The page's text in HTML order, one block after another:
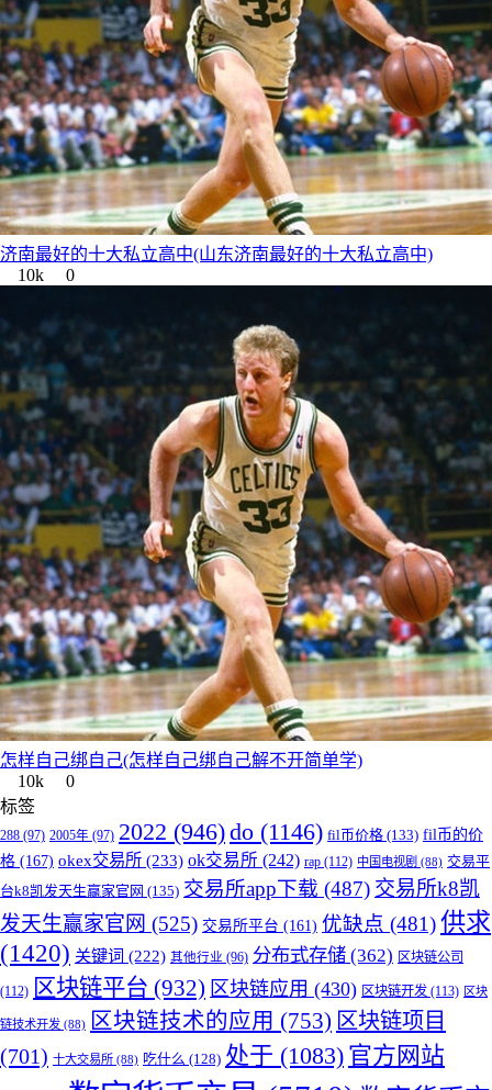
济南最好的十大私立高中(山东济南最好的十大私立高中)
10k
0
怎样自己绑自己(怎样自己绑自己解不开简单学)
10k
0
标签
288 (97) 2005年 (97) 2022 (946)do (1146) fil币价格 (133) fil币的价
格 (167) okex交易所 (233) ok交易所 (242) rap (112) 中国电视剧 (88) 交易平
台k8凯发天生赢家官网 (135) 交易所app下载 (487) 交易所k8凯
发天生赢家官网 (525) 交易所平台 (161) 优缺点 (481)供求
(1420) 关键词 (222) 其他行业 (96) 分布式存储 (362) 区块链公司
(112) 区块链平台 (932) 区块链应用 (430) 区块链开发 (113) 区块
链技术开发 (88) 区块链技术的应用 (753) 区块链项目
(701) 十大交易所 (88) 吃什么 (128) 处于 (1083) 官方网站